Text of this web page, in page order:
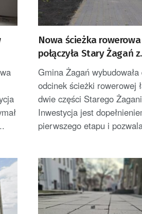
Nowa ścieżka rowerowa
połączyła Stary Żagań z
Żaganówkiem
Gmina Żagań wybudowała
odcinek ścieżki rowerowej
dwie części Starego
Inwestycja jest
pierwszego etapu i